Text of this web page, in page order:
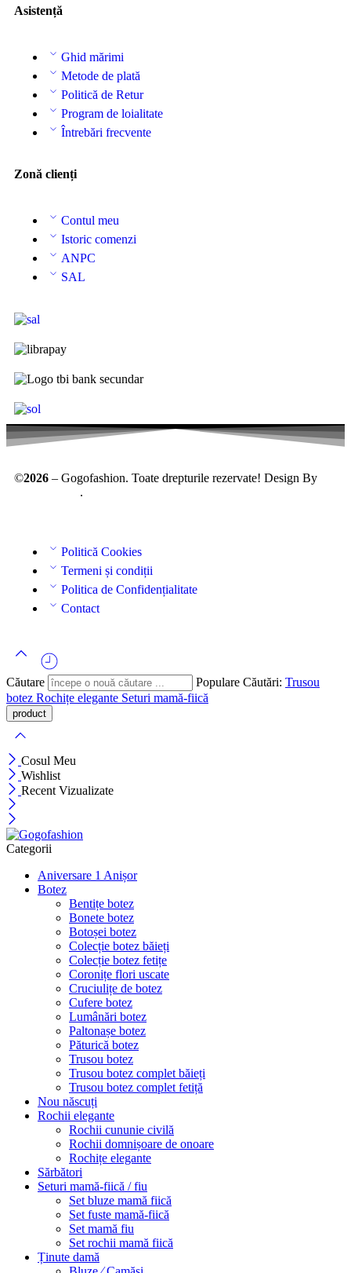
Asistență
Ghid mărimi
Metode de plată
Politică de Retur
Program de loialitate
Întrebări frecvente
Zonă clienți
Contul meu
Istoric comenzi
ANPC
SAL
©2026 – Gogofashion. Toate drepturile rezervate! Design By
.
Politică Cookies
Termeni și condiții
Politica de Confidențialitate
Contact
Căutare Populare Căutări: Trusou
botez Rochițe elegante Seturi mamă-fiică
Cosul Meu
Wishlist
Recent Vizualizate
Categorii
Aniversare 1 Anișor
Botez
Bentițe botez
Bonete botez
Botoșei botez
Colecție botez băieți
Colecție botez fetițe
Coronițe flori uscate
Cruciulițe de botez
Cufere botez
Lumânări botez
Paltonașe botez
Păturică botez
Trusou botez
Trusou botez complet băieți
Trusou botez complet fetiță
Nou născuți
Rochii elegante
Rochii cununie civilă
Rochii domnișoare de onoare
Rochițe elegante
Sărbători
Seturi mamă-fiică / fiu
Set bluze mamă fiică
Set fuste mamă-fiică
Set mamă fiu
Set rochii mamă fiică
Ținute damă